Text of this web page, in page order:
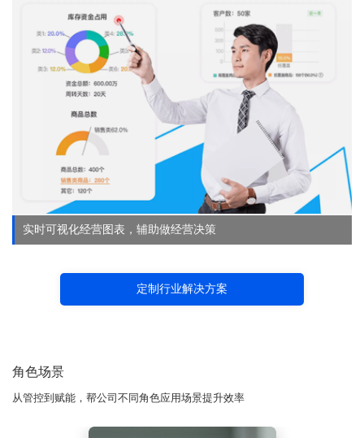
实时可视化经营图表，辅助做经营决策
定制行业解决方案
角色场景
从管控到赋能，帮公司不同角色应用场景提升效率